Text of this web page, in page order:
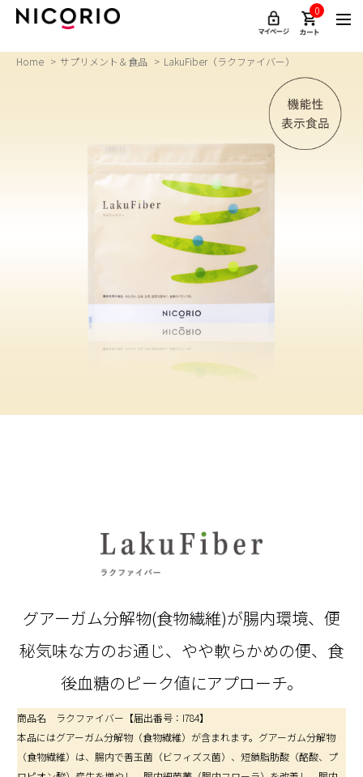
0
Home サプリメント＆食品 LakuFiber（ラクファイバー）
グアーガム分解物(食物繊維)が腸内環境、 便
秘気味な方のお通じ、やや軟らかめの便、食
後血糖のピーク値にアプローチ。
商品名 ラクファイバー【届出番号：I784】
本品にはグアーガム分解物（食物繊維）が含まれます。グアーガム分解物
（食物繊維）は、腸内で善玉菌（ビフィズス菌）、短鎖脂肪酸（酪酸、プ